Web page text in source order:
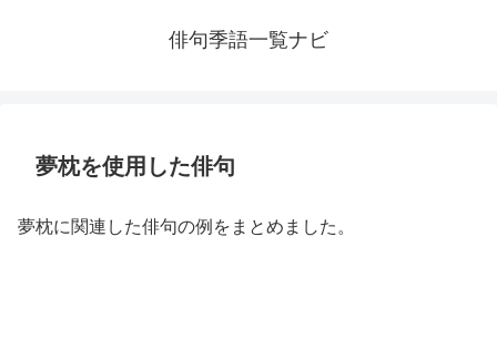
俳句季語一覧ナビ
夢枕を使用した俳句
夢枕に関連した俳句の例をまとめました。